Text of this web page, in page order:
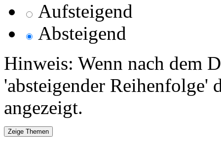
Aufsteigend
Absteigend
Hinweis: Wenn nach dem
'absteigender Reihenfolge'
angezeigt.